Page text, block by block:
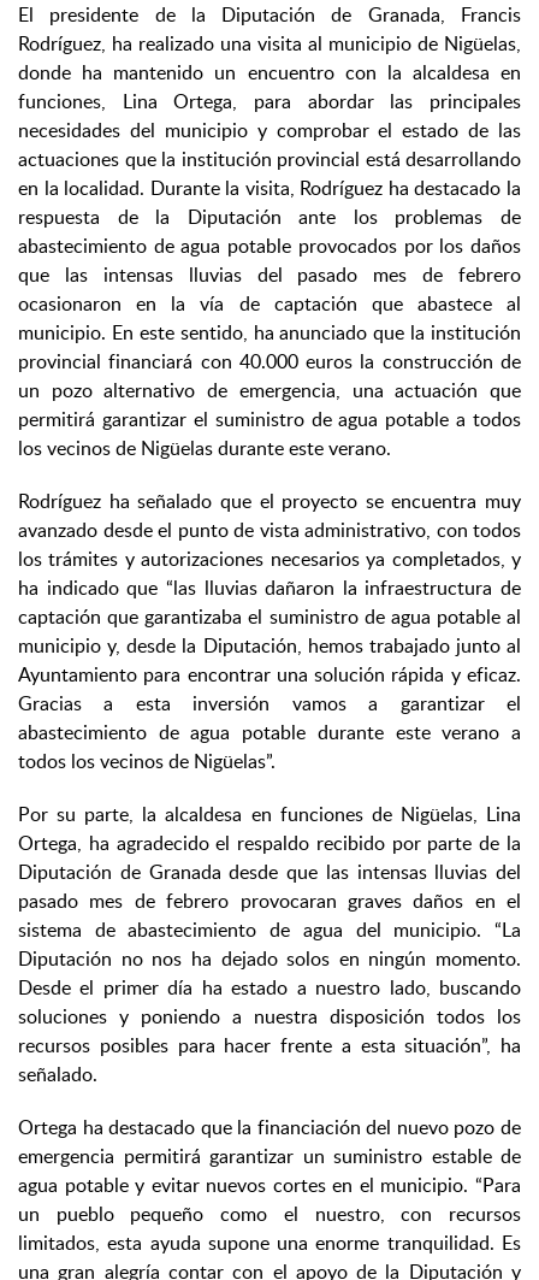
El presidente de la Diputación de Granada, Francis
Rodríguez, ha realizado una visita al municipio de Nigüelas,
donde ha mantenido un encuentro con la alcaldesa en
funciones, Lina Ortega, para abordar las principales
necesidades del municipio y comprobar el estado de las
actuaciones que la institución provincial está desarrollando
en la localidad. Durante la visita, Rodríguez ha destacado la
respuesta de la Diputación ante los problemas de
abastecimiento de agua potable provocados por los daños
que las intensas lluvias del pasado mes de febrero
ocasionaron en la vía de captación que abastece al
municipio. En este sentido, ha anunciado que la institución
provincial financiará con 40.000 euros la construcción de
un pozo alternativo de emergencia, una actuación que
permitirá garantizar el suministro de agua potable a todos
los vecinos de Nigüelas durante este verano.
Rodríguez ha señalado que el proyecto se encuentra muy
avanzado desde el punto de vista administrativo, con todos
los trámites y autorizaciones necesarios ya completados, y
ha indicado que “las lluvias dañaron la infraestructura de
captación que garantizaba el suministro de agua potable al
municipio y, desde la Diputación, hemos trabajado junto al
Ayuntamiento para encontrar una solución rápida y eficaz.
Gracias a esta inversión vamos a garantizar el
abastecimiento de agua potable durante este verano a
todos los vecinos de Nigüelas”.
Por su parte, la alcaldesa en funciones de Nigüelas, Lina
Ortega, ha agradecido el respaldo recibido por parte de la
Diputación de Granada desde que las intensas lluvias del
pasado mes de febrero provocaran graves daños en el
sistema de abastecimiento de agua del municipio. “La
Diputación no nos ha dejado solos en ningún momento.
Desde el primer día ha estado a nuestro lado, buscando
soluciones y poniendo a nuestra disposición todos los
recursos posibles para hacer frente a esta situación”, ha
señalado.
Ortega ha destacado que la financiación del nuevo pozo de
emergencia permitirá garantizar un suministro estable de
agua potable y evitar nuevos cortes en el municipio. “Para
un pueblo pequeño como el nuestro, con recursos
limitados, esta ayuda supone una enorme tranquilidad. Es
una gran alegría contar con el apoyo de la Diputación y